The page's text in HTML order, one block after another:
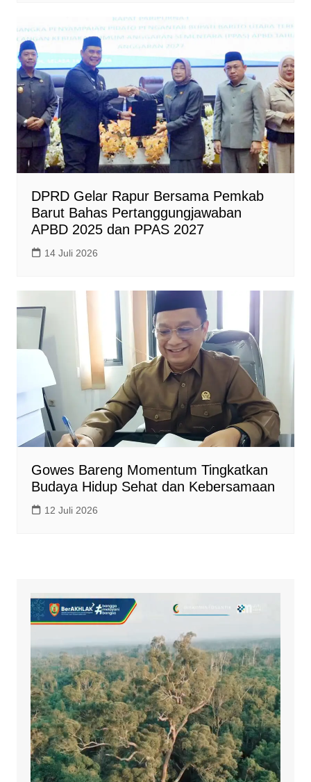
DPRD Gelar Rapur Bersama Pemkab
Barut Bahas Pertanggungjawaban
APBD 2025 dan PPAS 2027
14 Juli 2026
Gowes Bareng Momentum Tingkatkan
Budaya Hidup Sehat dan Kebersamaan
12 Juli 2026